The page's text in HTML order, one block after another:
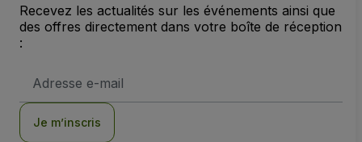
Recevez les actualités sur les événements ainsi que
des offres directement dans votre boîte de réception
:
e-
Je m’inscris